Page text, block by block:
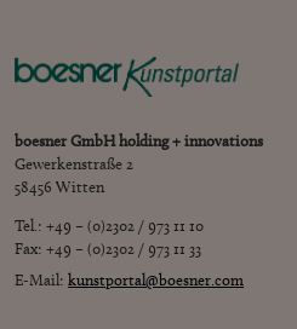
boesner GmbH holding + innovations
Gewerkenstraße 2
58456 Witten
Tel.: +49 – (0)2302 / 973 11 10
Fax: +49 – (0)2302 / 973 11 33
E-Mail:kunstportal@boesner.com